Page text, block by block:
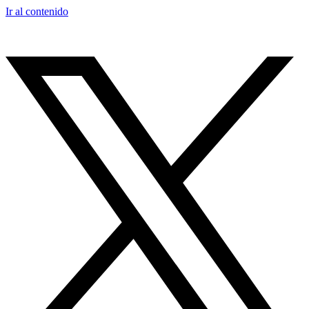
Ir al contenido